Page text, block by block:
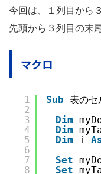
今回は、１列目から
先頭から３列目の末
マクロ
1
2
3
4
5
6
7
8
Sub 表の
Dim
Dim
Dim
i
Set
Set